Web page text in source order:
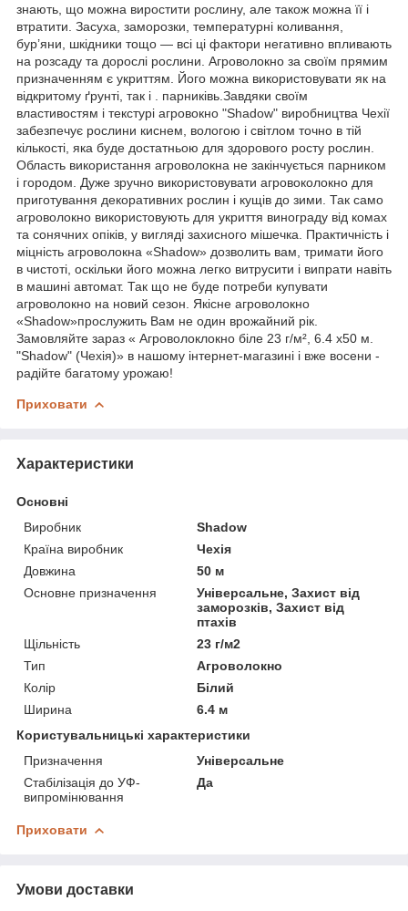
знають, що можна виростити рослину, але також можна її і
втратити. Засуха, заморозки, температурні коливання,
бур’яни, шкідники тощо — всі ці фактори негативно впливають
на розсаду та дорослі рослини. Агроволокно за своїм прямим
призначенням є укриттям. Його можна використовувати як на
відкритому ґрунті, так і . парниківь.Завдяки своїм
властивостям і текстурі агровокно "Shadow" виробництва Чехії
забезпечує рослини киснем, вологою і світлом точно в тій
кількості, яка буде достатньою для здорового росту рослин.
Область використання агроволокна не закінчується парником
і городом. Дуже зручно використовувати агровоколокно для
приготування декоративних рослин і кущів до зими. Так само
агроволокно використовують для укриття винограду від комах
та сонячних опіків, у вигляді захисного мішечка. Практичність і
міцність агроволокна «Shadow» дозволить вам, тримати його
в чистоті, оскільки його можна легко витрусити і випрати навіть
в машині автомат. Так що не буде потреби купувати
агроволокно на новий сезон. Якісне агроволокно
«Shadow»прослужить Вам не один врожайний рік.
Замовляйте зараз « Агроволоклокно біле 23 г/м², 6.4 х50 м.
"Shadow" (Чехія)» в нашому інтернет-магазині і вже восени -
радійте багатому урожаю!
Приховати
Характеристики
Основні
Виробник
Shadow
Країна виробник
Чехія
Довжина
50 м
Основне призначення
Універсальне, Захист від
заморозків, Захист від
птахів
Щільність
23 г/м2
Тип
Агроволокно
Колір
Білий
Ширина
6.4 м
Користувальницькі характеристики
Призначення
Універсальне
Стабілізація до УФ-
випромінювання
Да
Приховати
Умови доставки